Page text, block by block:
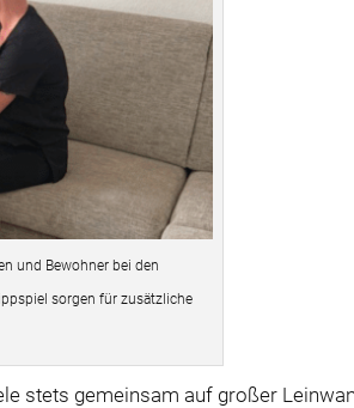
und Bewohner bei den
sorgen für zusätzliche
stets gemeinsam auf großer